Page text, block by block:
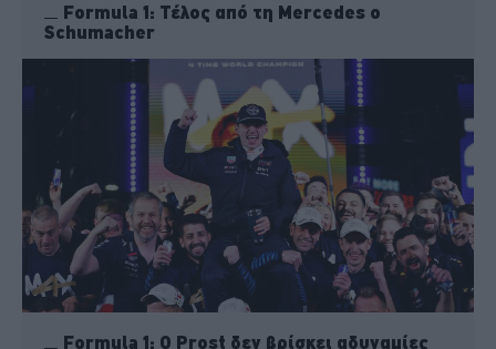
Formula 1: Τέλος από τη Mercedes o
Schumacher
Formula 1: Ο Prost δεν βρίσκει αδυναμίες